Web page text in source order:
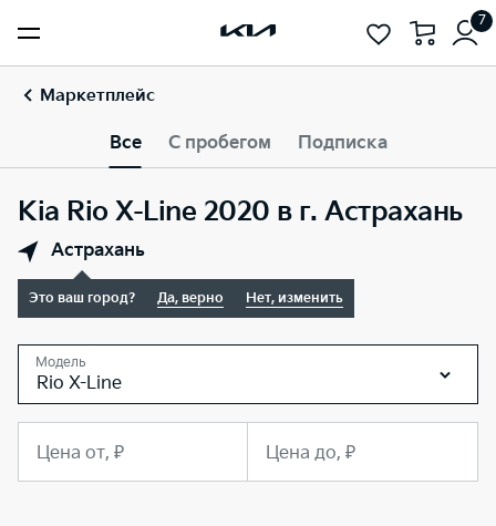
7
Маркетплейс
Все С пробегом Подписка
Kia Rio X-Line 2020 в г. Астрахань
Астрахань
Это ваш город? Да, верно Нет, изменить
Модель
Rio X-Line
Цена от, ₽ Цена до, ₽